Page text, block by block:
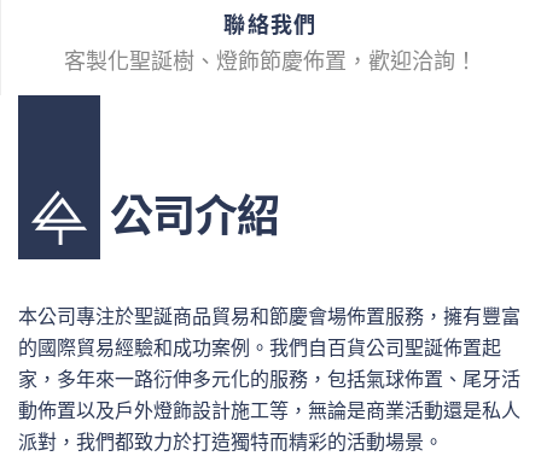
聯絡我們
客製化聖誕樹、燈飾節慶佈置，歡迎洽詢！
公司介紹
本公司專注於聖誕商品貿易和節慶會場佈置服務，擁有豐富
的國際貿易經驗和成功案例。我們自百貨公司聖誕佈置起
家，多年來一路衍伸多元化的服務，包括氣球佈置、尾牙活
動佈置以及戶外燈飾設計施工等，無論是商業活動還是私人
派對，我們都致力於打造獨特而精彩的活動場景。